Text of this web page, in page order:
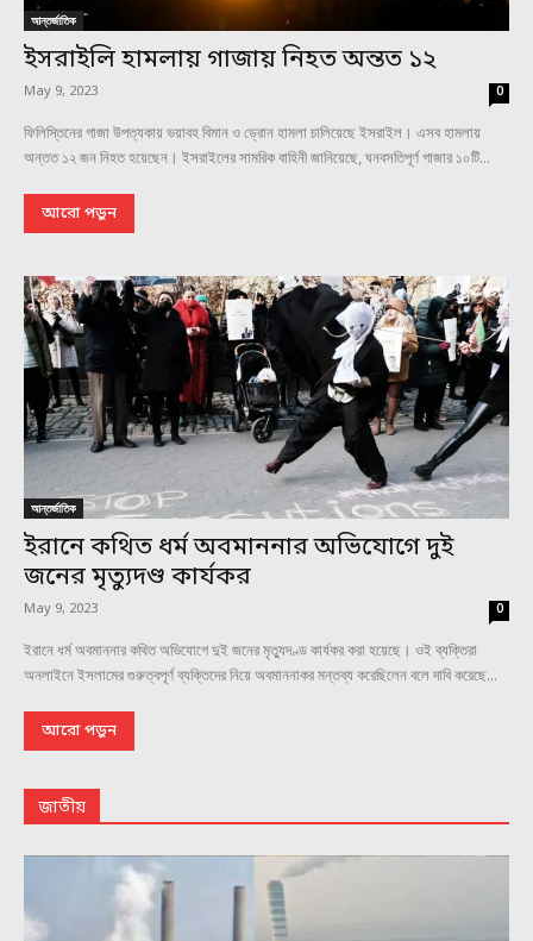
আন্তর্জাতিক
ইসরাইলি হামলায় গাজায় নিহত অন্তত ১২
May 9, 2023 0
ফিলিস্তিনের গাজা উপত্যকায় ভয়াবহ বিমান ও ড্রোন হামলা চালিয়েছে ইসরাইল। এসব হামলায়
অন্তত ১২ জন নিহত হয়েছেন। ইসরাইলের সামরিক বাহিনী জানিয়েছে, ঘনবসতিপূর্ণ গাজার ১০টি...
আরো পড়ুন
আন্তর্জাতিক
ইরানে কথিত ধর্ম অবমাননার অভিযোগে দুই
জনের মৃত্যুদণ্ড কার্যকর
May 9, 2023 0
ইরানে ধর্ম অবমাননার কথিত অভিযোগে দুই জনের মৃত্যুদণ্ড কার্যকর করা হয়েছে। ওই ব্যক্তিরা
অনলাইনে ইসলামের গুরুত্বপূর্ণ ব্যক্তিদের নিয়ে অবমাননাকর মন্তব্য করেছিলেন বলে দাবি করেছে...
আরো পড়ুন
জাতীয়